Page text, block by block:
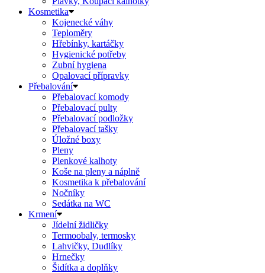
Kosmetika
Kojenecké váhy
Teploměry
Hřebínky, kartáčky
Hygienické potřeby
Zubní hygiena
Opalovací přípravky
Přebalování
Přebalovací komody
Přebalovací pulty
Přebalovací podložky
Přebalovací tašky
Úložné boxy
Pleny
Plenkové kalhoty
Koše na pleny a náplně
Kosmetika k přebalování
Nočníky
Sedátka na WC
Krmení
Jídelní židličky
Termoobaly, termosky
Lahvičky, Dudlíky
Hrnečky
Šidítka a doplňky